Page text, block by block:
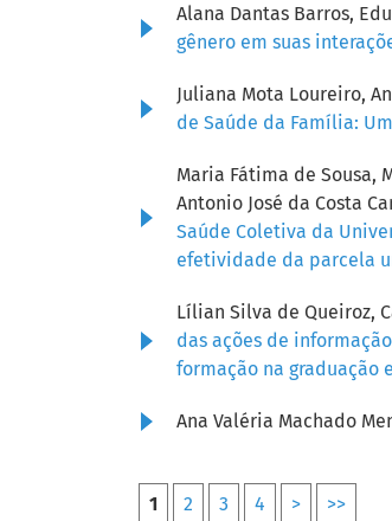
Alana Dantas Barros,
gênero em suas
Juliana Mota Loureiro,
de Saúde da Família:
Maria Fátima de Sousa,
Antonio José da Costa
Saúde Coletiva da
efetividade da parcela
Lílian Silva de Queiroz,
das ações de
formação na graduação
Ana Valéria Machado
1 2 3 4 > >>